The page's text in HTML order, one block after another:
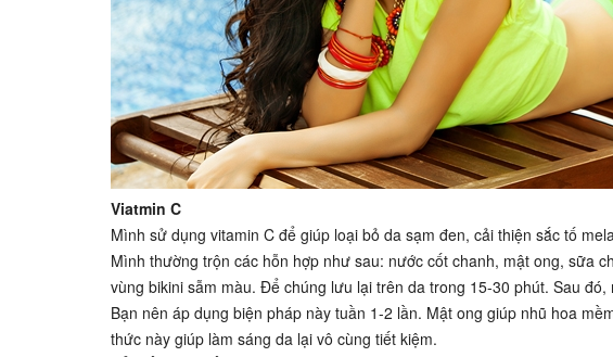
Viatmin C
Mình sử dụng vitamin C để giúp loại bỏ da sạm đen, cải thiện sắc tố
Mình thường trộn các hỗn hợp như sau: nước cốt chanh, mật ong, sữa
vùng bikini sẫm màu. Để chúng lưu lại trên da trong 15-30 phút. Sau đó,
Bạn nên áp dụng biện pháp này tuần 1-2 lần. Mật ong giúp nhũ hoa
thức này giúp làm sáng da lại vô cùng tiết kiệm.